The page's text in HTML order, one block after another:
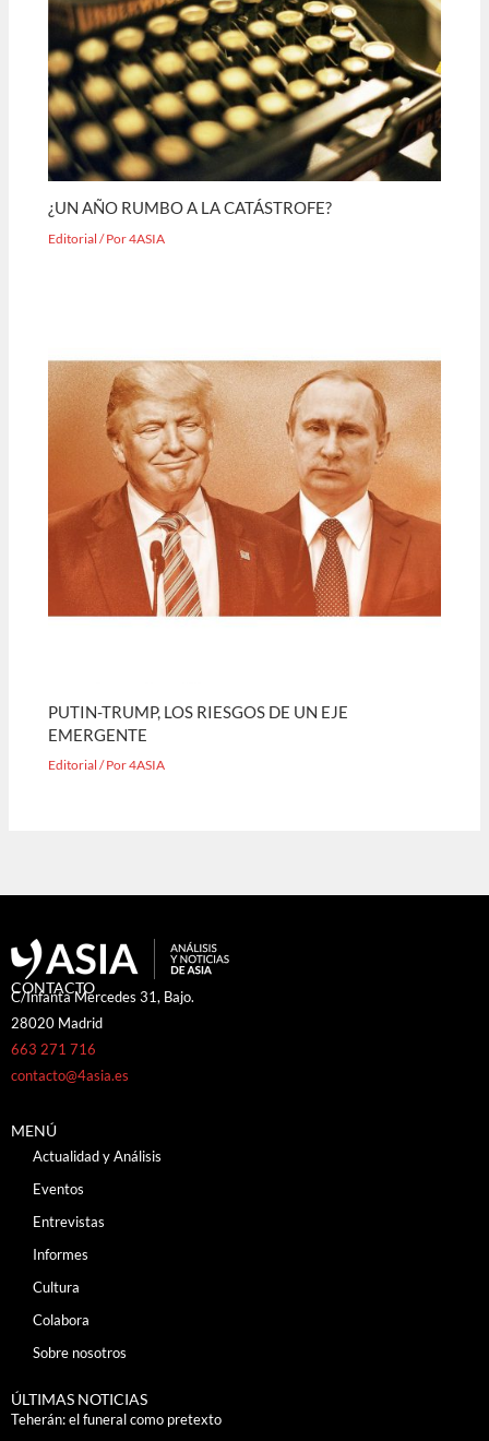
¿UN AÑO RUMBO A LA CATÁSTROFE?
Editorial / Por4ASIA
PUTIN-TRUMP, LOS RIESGOS DE UN EJE
EMERGENTE
Editorial / Por4ASIA
CONTACTO
C/Infanta Mercedes 31, Bajo.
28020 Madrid
663 271 716
contacto@4asia.es
MENÚ
Actualidad y Análisis
Eventos
Entrevistas
Informes
Cultura
Colabora
Sobre nosotros
ÚLTIMAS NOTICIAS
Teherán: el funeral como pretexto